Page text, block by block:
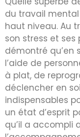
du travail
haut niveau. Au
son stress et ses
démontré qu’en
l’aide de
à plat, de
déclencher en
indispensables
un état d’esprit
qu’il a accompli